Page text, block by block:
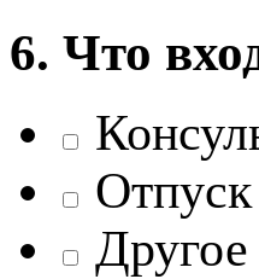
6. Что
Отпуск
Другое